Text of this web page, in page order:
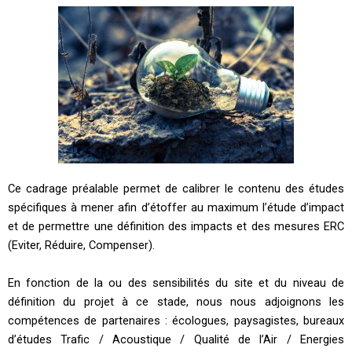
Ce cadrage préalable permet de calibrer le contenu des études
spécifiques à mener afin d’étoffer au maximum l’étude d’impact
et de permettre une définition des impacts et des mesures ERC
(Eviter, Réduire, Compenser).
En fonction de la ou des sensibilités du site et du niveau de
définition du projet à ce stade, nous nous adjoignons les
compétences de partenaires : écologues, paysagistes, bureaux
d’études Trafic / Acoustique / Qualité de l’Air / Energies